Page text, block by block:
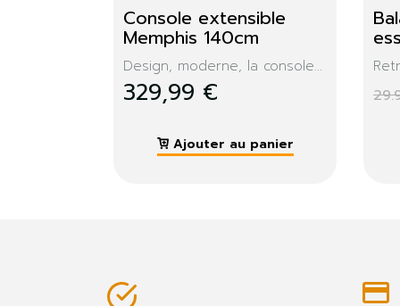
Console Memphis +
miroir
Cette console aux lignes
épurées...
99,99 €
Ajouter au panier